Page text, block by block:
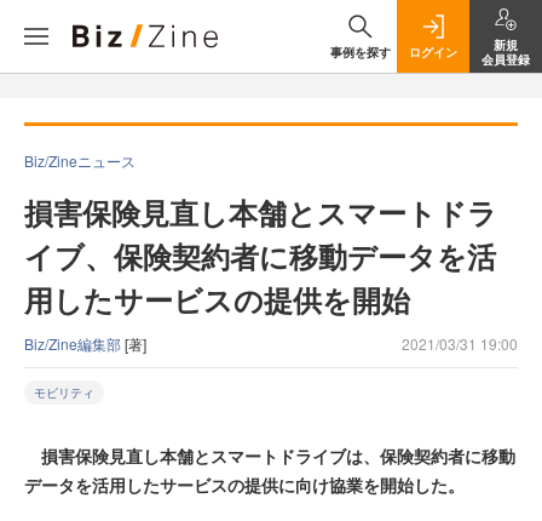
事例を探す ログイン
新規
会員登録
Biz/Zineニュース
損害保険見直し本舗とスマートドラ
イブ、保険契約者に移動データを活
用したサービスの提供を開始
Biz/Zine編集部[著] 2021/03/31 19:00
モビリティ
損害保険見直し本舗とスマートドライブは、保険契約者に移動
データを活用したサービスの提供に向け協業を開始した。